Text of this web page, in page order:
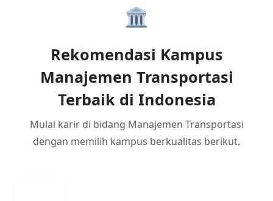
🏛️
Rekomendasi Kampus
Manajemen Transportasi
Terbaik di Indonesia
Mulai karir di bidang Manajemen Transportasi
dengan memilih kampus berkualitas berikut.